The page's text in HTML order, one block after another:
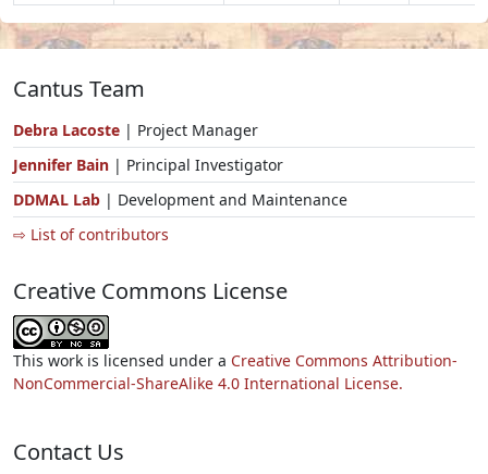
Cantus Team
Debra Lacoste | Project Manager
Jennifer Bain | Principal Investigator
DDMAL Lab | Development and Maintenance
⇨ List of contributors
Creative Commons License
This work is licensed under a Creative Commons Attribution-
NonCommercial-ShareAlike 4.0 International License.
Contact Us